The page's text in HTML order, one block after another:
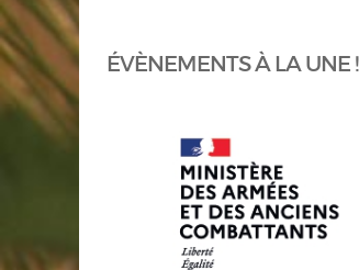
ÉVÈNEMENTS À LA UNE !